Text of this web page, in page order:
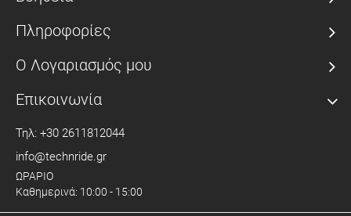
Πληροφορίες
Ο Λογαριασμός μου
Επικοινωνία
Τηλ: +30 2611812044
info@technride.gr
ΩΡΑΡΙΟ
Καθημερινά: 10:00 - 15:00